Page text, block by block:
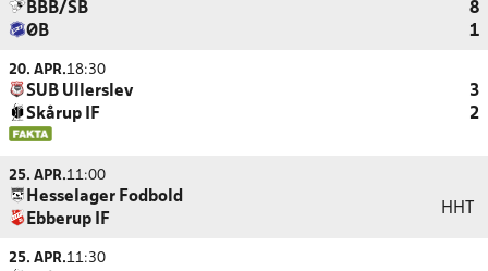
BBB/SB
8
ØB
1
20. APR.18:30
SUB Ullerslev
3
Skårup IF
2
25. APR.11:00
Hesselager Fodbold
Ebberup IF
HHT
25. APR.11:30